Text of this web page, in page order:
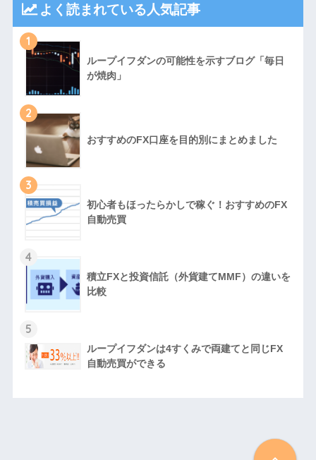
よく読まれている人気記事
1
ループイフダンの可能性を示すブログ「毎日
が焼肉」
2
おすすめのFX口座を目的別にまとめました
3
初心者もほったらかしで稼ぐ！おすすめのFX
自動売買
4
積立FXと投資信託（外貨建てMMF）の違いを
比較
5
ループイフダンは4すくみで両建てと同じFX
自動売買ができる